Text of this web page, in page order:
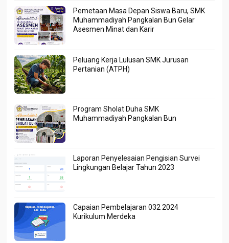
Pemetaan Masa Depan Siswa Baru, SMK
Muhammadiyah Pangkalan Bun Gelar
Asesmen Minat dan Karir
Peluang Kerja Lulusan SMK Jurusan
Pertanian (ATPH)
Program Sholat Duha SMK
Muhammadiyah Pangkalan Bun
Laporan Penyelesaian Pengisian Survei
Lingkungan Belajar Tahun 2023
Capaian Pembelajaran 032 2024
Kurikulum Merdeka